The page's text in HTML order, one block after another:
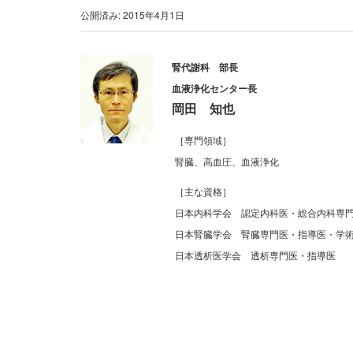
公開済み: 2015年4月1日
腎代謝科 部長
血液浄化センター長
岡田 知也
［専門領域］
腎臓、高血圧、血液浄化
［主な資格］
日本内科学会 認定内科医・総合内科専
日本腎臓学会 腎臓専門医・指導医・学
日本透析医学会 透析専門医・指導医